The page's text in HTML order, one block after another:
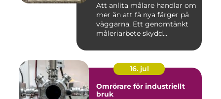
Att anlita målare handlar om
mer än att få nya färger på
väggarna. Ett genomtänkt
måleriarbete skydd...
16. jul
Omrörare för industriellt
bruk